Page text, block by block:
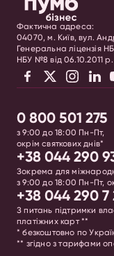
Фактична адреса:
04070, м. Київ, вул.
Генеральна ліцензія
НБУ №8 від 06.10.2011 р.
0 800 501 275
з 9:00 до 18:00 Пн-Пт,
окрім святкових днів*
+38 044 290 93
Зокрема для
з 9:00 до 18:00 Пн-Пт,
+38 044 290 7
З питань підтримки
платіжних карт **
* безкоштовно по
** згідно з тарифами